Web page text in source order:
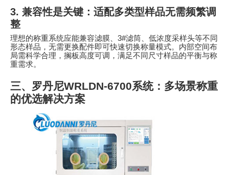
3. 兼容性是关键：适配多类型样品无需频繁调
整
理想的称重系统应能兼容滤膜、 3#滤筒、低浓度采样头等不同
形态样品，无需更换配件即可快速切换称量模式。内部空间布
局需科学合理，搁板高度可调，满足不同尺寸样品的平衡与称
重需求。
三、罗丹尼WRLDN-6700系统：多场景称重
的优选解决方案